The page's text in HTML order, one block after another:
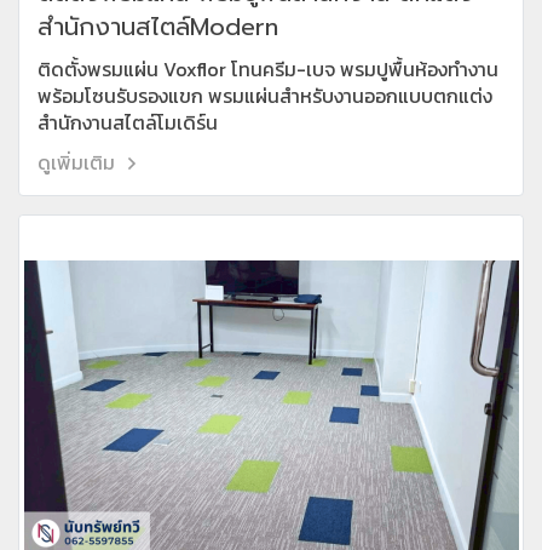
สำนักงานสไตล์Modern
ติดตั้งพรมแผ่น Voxflor โทนครีม-เบจ พรมปูพื้นห้องทำงาน
พร้อมโซนรับรองแขก พรมแผ่นสำหรับงานออกแบบตกแต่ง
สำนักงานสไตล์โมเดิร์น
ดูเพิ่มเติม